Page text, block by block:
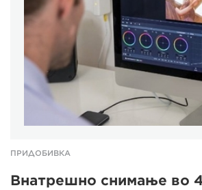
ПРИДОБИВКА
Внатрешно снимање во